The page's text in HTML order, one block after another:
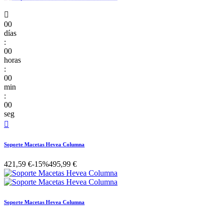

00
días
:
00
horas
:
00
min
:
00
seg

Soporte Macetas Hevea Columna
421,59 €-15%495,99 €
Soporte Macetas Hevea Columna